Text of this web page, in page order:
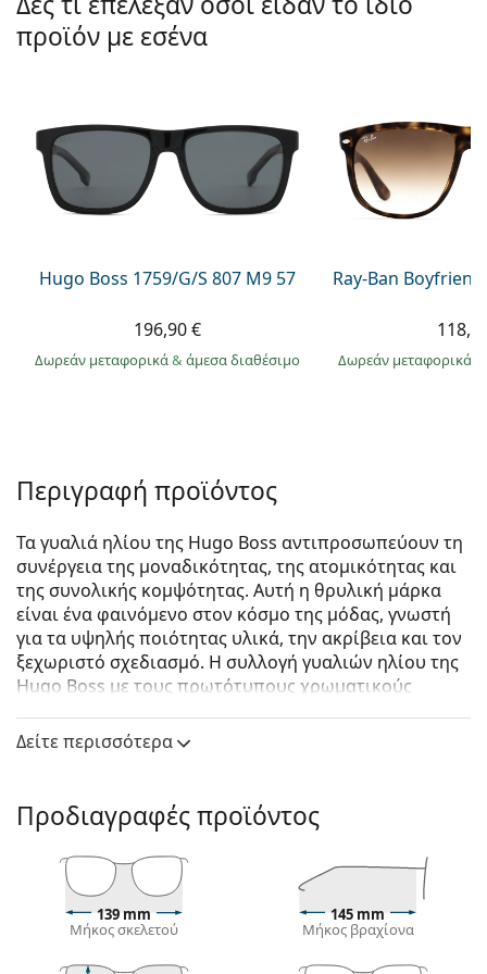
Όλες οι μάρκες
Persol
Όλες οι μάρκες
Όλα τα υγρά φακών
προϊόν με εσένα
Hugo Boss 1759/G/S 807 M9 57
196,90 €
Δωρεάν μεταφορικά& άμεσα διαθέσιμο
Ray-Ban
Δωρεάν μεταφορικά
Περιγραφή προϊόντος
Τα γυαλιά ηλίου της Hugo Boss αντιπροσωπεύουν τη
συνέργεια της μοναδικότητας, της ατομικότητας και
της συνολικής κομψότητας. Αυτή η θρυλική μάρκα
είναι ένα φαινόμενο στον κόσμο της μόδας, γνωστή
για τα υψηλής ποιότητας υλικά, την ακρίβεια και τον
ξεχωριστό σχεδιασμό. Η συλλογή γυαλιών ηλίου της
Hugo Boss με τους πρωτότυπους χρωματικούς
για όλες τις περιστάσεις.
Δείτε πώς φαίνονται πάνω σας αυτά τα γυαλιά ηλίου
με τη λειτουργία του Εικονικού καθρέφτη του
Lentiamo.
Σκελετός γυαλιών ηλίου
Δείτε περισσότερα
Προδιαγραφές προϊόντος
139 mm
Μήκος σκελετού
145 mm
Μήκος βραχίονα